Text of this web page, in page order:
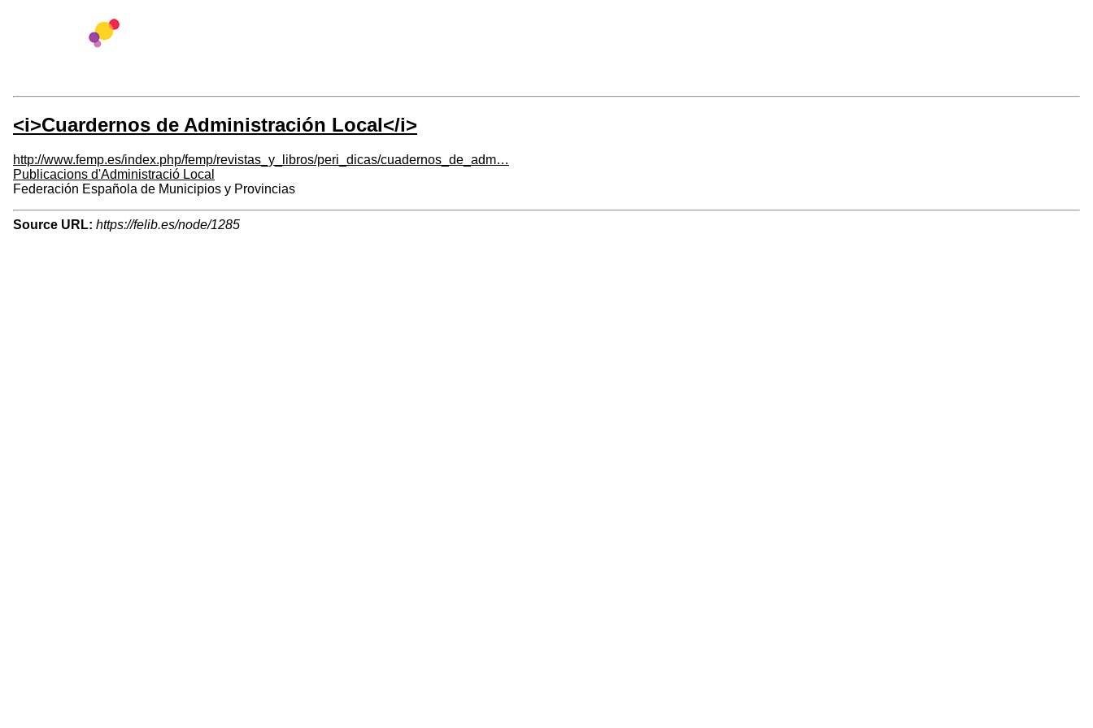
<i>Cuardernos de Administración Local</i>
http://www.femp.es/index.php/femp/revistas_y_libros/peri_dicas/cuadernos_de_adm…
Publicacions d'Administració Local
Federación Española de Municipios y Provincias
Source URL: https://felib.es/node/1285